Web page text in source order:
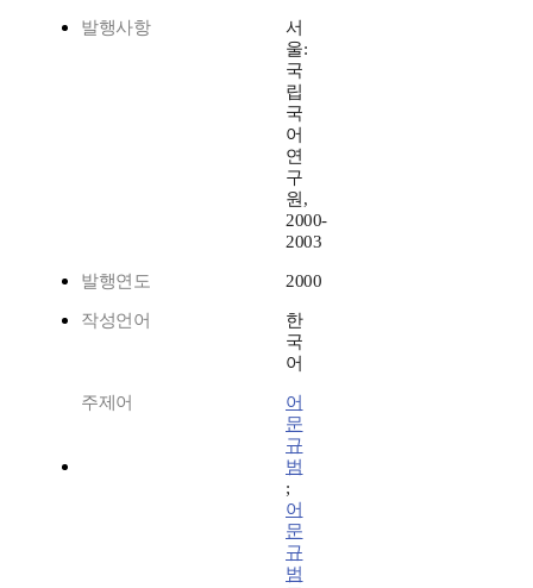
발행사항
서
울:
국
립
국
어
연
구
원,
2000-
2003
발행연도 2000
작성언어
한
국
어
주제어
어
문
규
범
;
어
문
규
범